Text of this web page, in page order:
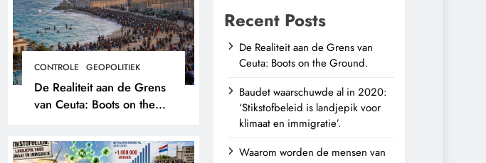
CONTROLE GEOPOLITIEK
De Realiteit aan de Grens
van Ceuta: Boots on the
Recent Posts
De Realiteit aan de Grens van
Ceuta: Boots on the Ground.
Baudet waarschuwde al in 2020:
‘Stikstofbeleid is landjepik voor
klimaat en immigratie’.
Waarom worden de mensen van